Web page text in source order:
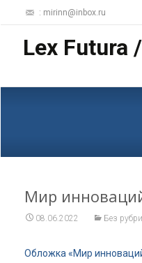
: mirinn@inbox.ru
Lex Futura
Мир
08.06.2022 Без
Обложка «Мир